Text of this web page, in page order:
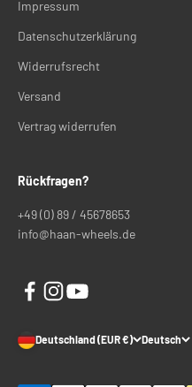
Impressum
Datenschutzerklärung
Widerrufsrecht
Versand
Vertrag widerrufen
Rückfragen?
+49 (0) 89 / 45678653
info@haan-wheels.de
Deutschland (EUR €) Deutsch